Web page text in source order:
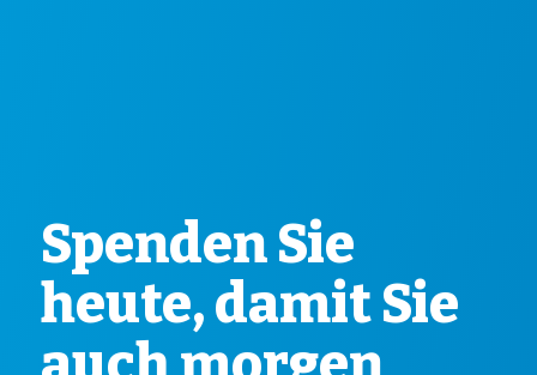
Spenden Sie
heute, damit Sie